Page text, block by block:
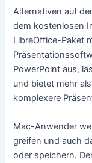
Alternativen auf
dem kostenlosen
LibreOffice-Paket
PowerPoint aus,
und bietet mehr
komplexere
Mac-Anwender
greifen und auch
oder speichern.